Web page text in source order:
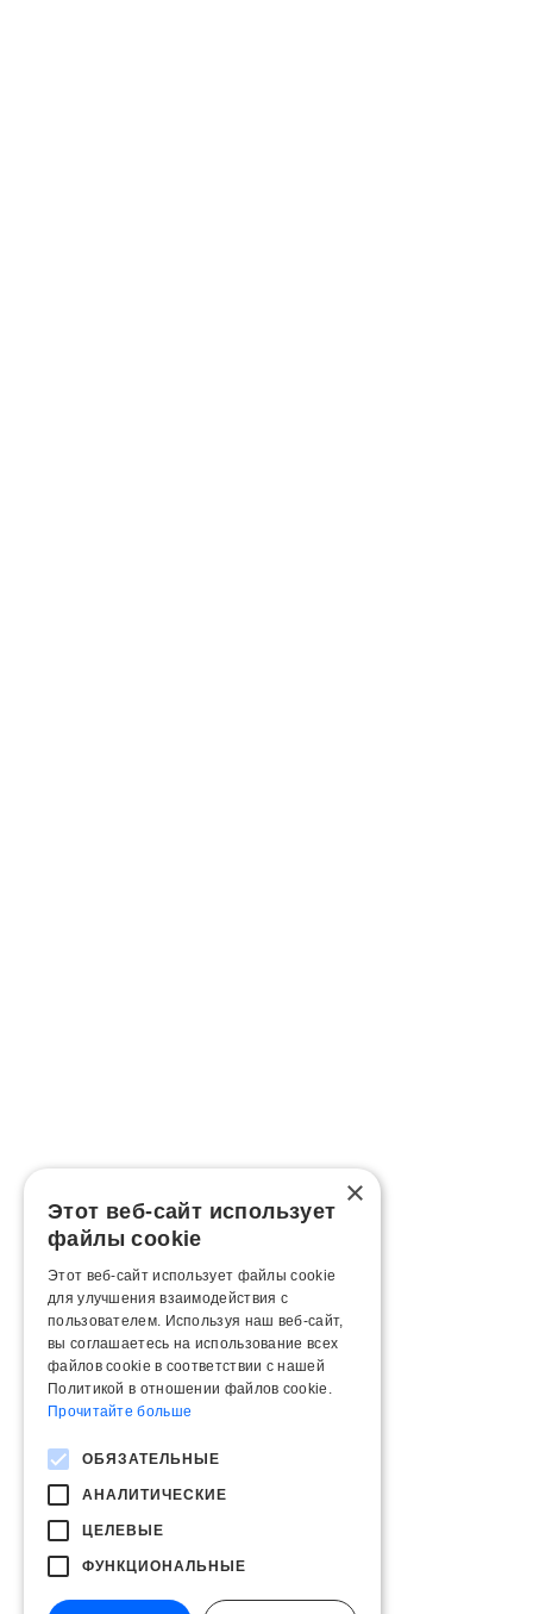
×
Этот веб-сайт использует
файлы cookie
Этот веб-сайт использует файлы cookie
для улучшения взаимодействия с
пользователем. Используя наш веб-сайт,
вы соглашаетесь на использование всех
файлов cookie в соответствии с нашей
Политикой в ​​отношении файлов cookie.
Прочитайте больше
ОБЯЗАТЕЛЬНЫЕ
АНАЛИТИЧЕСКИЕ
ЦЕЛЕВЫЕ
ФУНКЦИОНАЛЬНЫЕ